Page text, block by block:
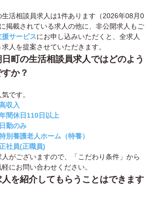
活相談員求人は1件あります（2026年08月0
掲載されている求人の他に、非公開求人もご
サービスにお申し込みいただくと、全求人
人を提案させていただきます。
町の生活相談員求人ではどのよう
か？
です。
収入
間休日110日以上
勤のみ
別養護老人ホーム（特養）
社員(正職員)
がございますので、「こだわり条件」から
にお問い合わせください。
を紹介してもらうことはできます